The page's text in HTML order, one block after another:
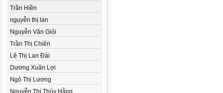
Trần Hiền
nguyễn thị lan
Nguyễn Văn Giỏi
Trần Thị Chiên
Lê Thị Lan Đài
Dương Xuân Lợi
Ngô Thị Lương
Nguyễn Thị Thúy Hằng